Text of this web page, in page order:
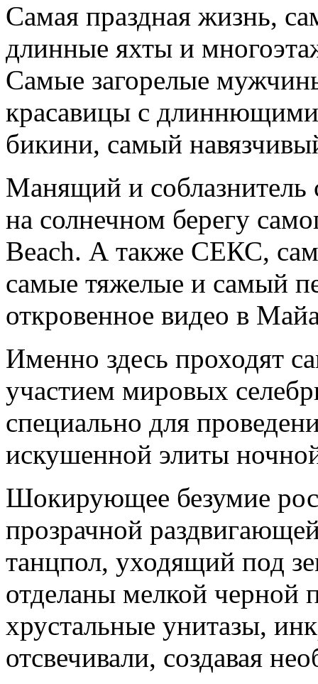
Самая праздная жизнь,
длинные яхты и
Самые загорелые
красавицы с
бикини, самый
Манящий и соблазнитель
на солнечном берегу
Beach. А также СЕКС,
самые тяжелые и самый
откровенное видео в
Именно здесь проходят
участием мировых
специально для
искушенной элиты
Шокирующее безумие
прозрачной
танцпол, уходящий под
отделаны мелкой черной
хрустальные унитазы,
отсвечивали, создавая